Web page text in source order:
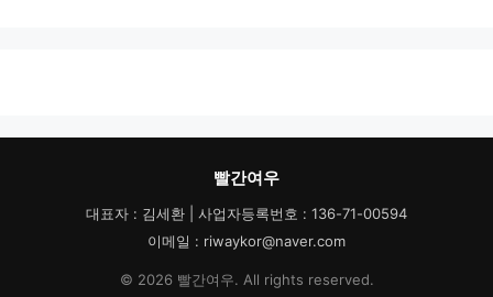
빨간여우
대표자 : 김세환 | 사업자등록번호 : 136-71-00594
이메일 : riwaykor@naver.com
© 2026 빨간여우. All rights reserved.